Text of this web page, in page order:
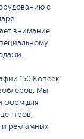
с
внимание
"50 Копеек"
Мы
форм для
и рекламных